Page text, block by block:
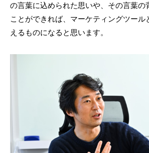
の言葉に込められた思いや、その言葉の
ことができれば、マーケティングツール
えるものになると思います。